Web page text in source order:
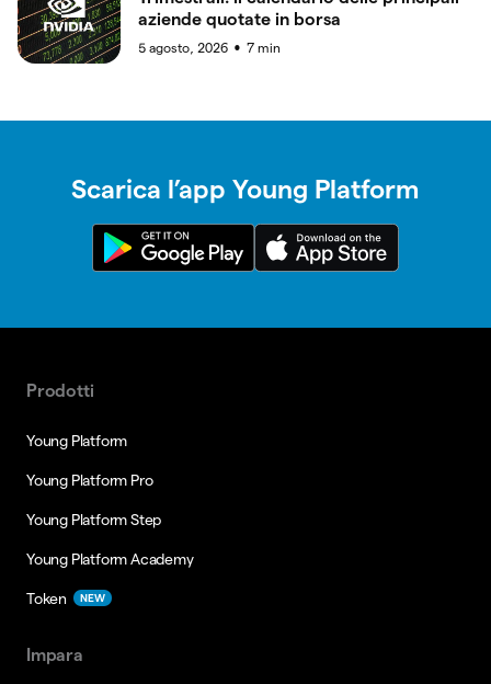
aziende quotate in borsa
5 agosto, 2026 ● 7 min
Scarica l’app Young Platform
Prodotti
Young Platform
Young Platform Pro
Young Platform Step
Young Platform Academy
Token NEW
Impara